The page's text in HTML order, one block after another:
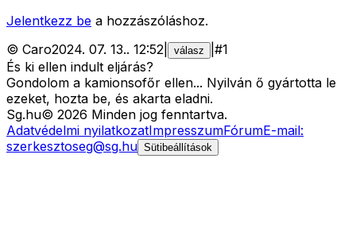
Jelentkezz be a hozzászóláshoz.
© Caro2024. 07. 13.. 12:52 válasz #1
És ki ellen indult eljárás?
Gondolom a kamionsofőr ellen... Nyilván ő gyártotta le
ezeket, hozta be, és akarta eladni.
Sg.hu© 2026 Minden jog fenntartva.
Adatvédelmi nyilatkozatImpresszumFórumE-mail:
szerkesztoseg@sg.hu Sütibeállítások